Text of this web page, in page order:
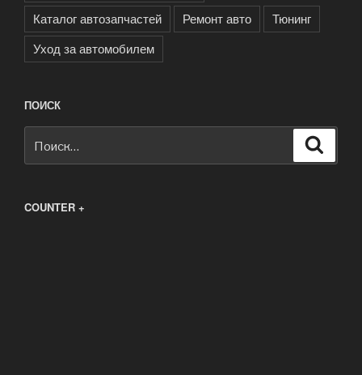
Каталог автозапчастей
Ремонт авто
Тюнинг
Уход за автомобилем
ПОИСК
COUNTER +